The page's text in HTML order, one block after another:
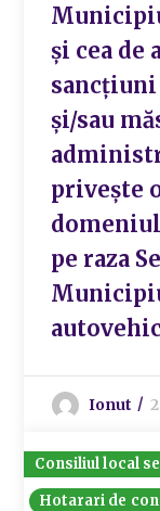
și cea de
și/sau
privește
pe raza
Ionut
Consiliul local
Hotarari de